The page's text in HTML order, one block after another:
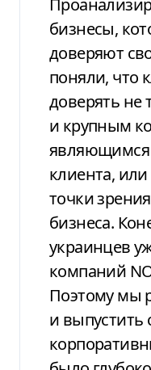
бизнесы,
доверяют
поняли, что
доверять не
и крупным
являющимся
клиента,
точки
бизнеса.
украинцев
компаний
Поэтому мы
и выпустить